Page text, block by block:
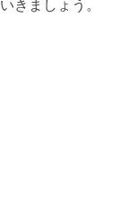
きましょう。